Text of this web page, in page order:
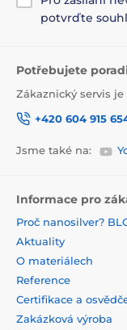
potvrďte
Potřebujete
Zákaznický servis
+420 604 915
Jsme také na:
Informace pro
Proč nanosilver?
Aktuality
O materiálech
Reference
Certifikace a
Zakázková výroba